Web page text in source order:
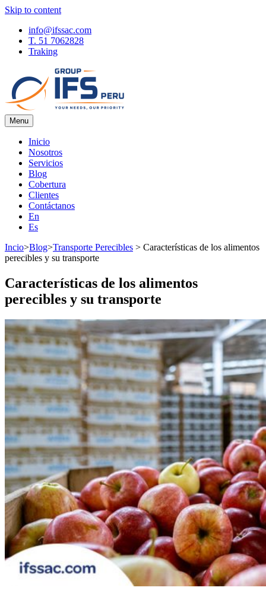
Skip to content
info@ifssac.com
T. 51 7062828
Traking
IFS Blog
Menu
Inicio
Nosotros
Servicios
Blog
Cobertura
Clientes
Contáctanos
En
Es
Incio>Blog>Transporte Perecibles > Características de los alimentos
perecibles y su transporte
Características de los alimentos
perecibles y su transporte